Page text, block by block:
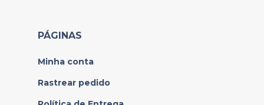
PÁGINAS
Minha conta
Rastrear pedido